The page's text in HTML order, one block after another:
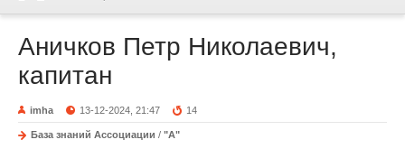
Аничков Петр Николаевич,
капитан
imha 13-12-2024, 21:47 14
База знаний Ассоциации / "А"